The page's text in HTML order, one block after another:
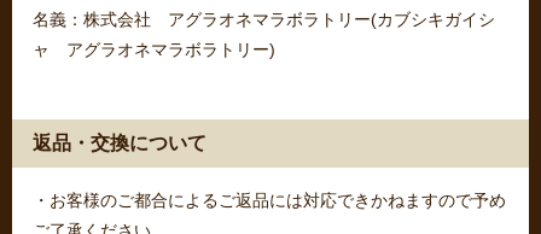
名義：株式会社 アグラオネマラボラトリー(カブシキガイシ
ャ アグラオネマラボラトリー)
返品・交換について
・お客様のご都合によるご返品には対応できかねますので予め